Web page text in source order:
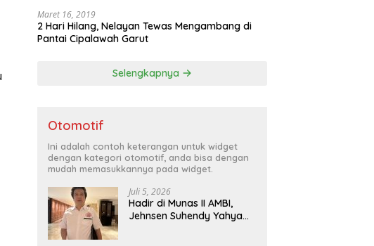
Maret 16, 2019
2 Hari Hilang, Nelayan Tewas Mengambang di
Pantai Cipalawah Garut
Selengkapnya
Otomotif
Ini adalah contoh keterangan untuk widget
dengan kategori otomotif, anda bisa dengan
mudah memasukkannya pada widget.
Juli 5, 2026
Hadir di Munas II AMBI,
Jehnsen Suhendy Yahya